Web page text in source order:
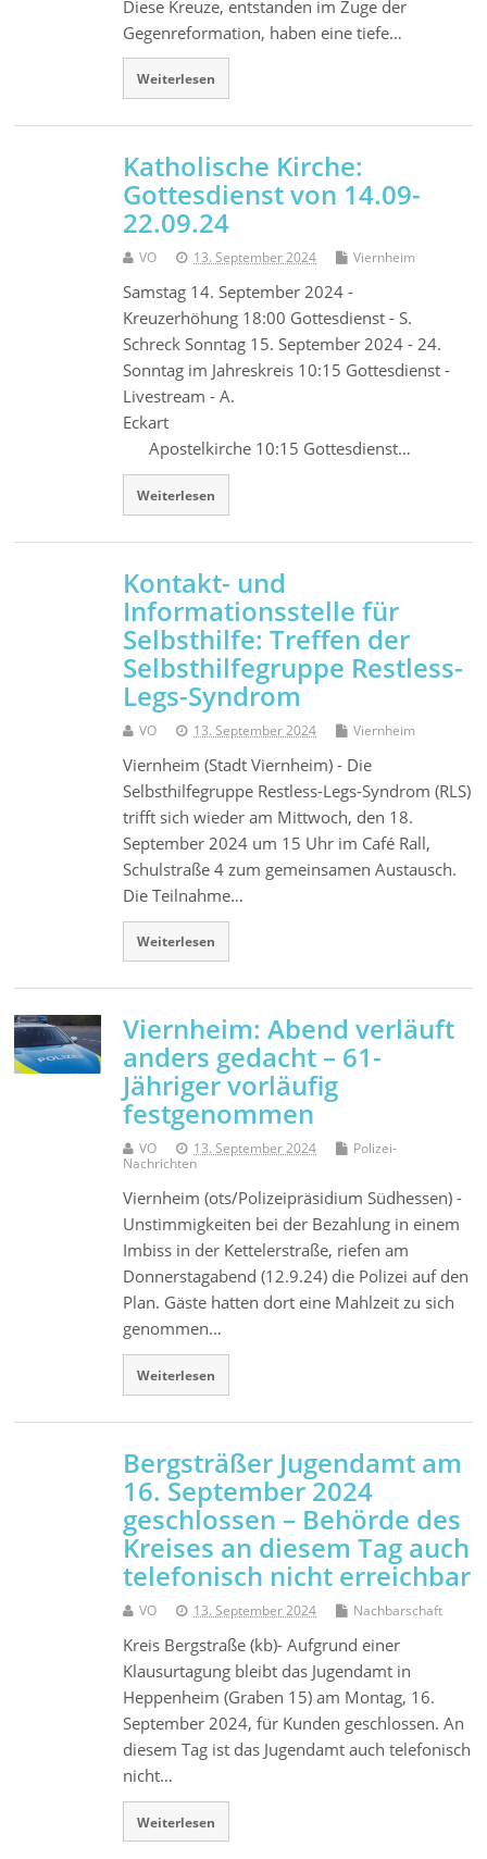
Diese Kreuze, entstanden im Zuge der
Gegenreformation, haben eine tiefe…
Weiterlesen
Katholische Kirche:
Gottesdienst von 14.09-
22.09.24
VO 13. September 2024 Viernheim
Samstag 14. September 2024 -
Kreuzerhöhung 18:00 Gottesdienst - S.
Schreck Sonntag 15. September 2024 - 24.
Sonntag im Jahreskreis 10:15 Gottesdienst -
Livestream - A.
Eckart
Apostelkirche 10:15 Gottesdienst…
Weiterlesen
Kontakt- und
Informationsstelle für
Selbsthilfe: Treffen der
Selbsthilfegruppe Restless-
Legs-Syndrom
VO 13. September 2024 Viernheim
Viernheim (Stadt Viernheim) - Die
Selbsthilfegruppe Restless-Legs-Syndrom (RLS)
trifft sich wieder am Mittwoch, den 18.
September 2024 um 15 Uhr im Café Rall,
Schulstraße 4 zum gemeinsamen Austausch.
Die Teilnahme…
Weiterlesen
Viernheim: Abend verläuft
anders gedacht – 61-
Jähriger vorläufig
festgenommen
VO 13. September 2024
Polizei-
Nachrichten
Viernheim (ots/Polizeipräsidium Südhessen) -
Unstimmigkeiten bei der Bezahlung in einem
Imbiss in der Kettelerstraße, riefen am
Donnerstagabend (12.9.24) die Polizei auf den
Plan. Gäste hatten dort eine Mahlzeit zu sich
genommen…
Weiterlesen
Bergsträßer Jugendamt am
16. September 2024
geschlossen – Behörde des
Kreises an diesem Tag auch
telefonisch nicht erreichbar
VO 13. September 2024 Nachbarschaft
Kreis Bergstraße (kb)- Aufgrund einer
Klausurtagung bleibt das Jugendamt in
Heppenheim (Graben 15) am Montag, 16.
September 2024, für Kunden geschlossen. An
diesem Tag ist das Jugendamt auch telefonisch
nicht…
Weiterlesen